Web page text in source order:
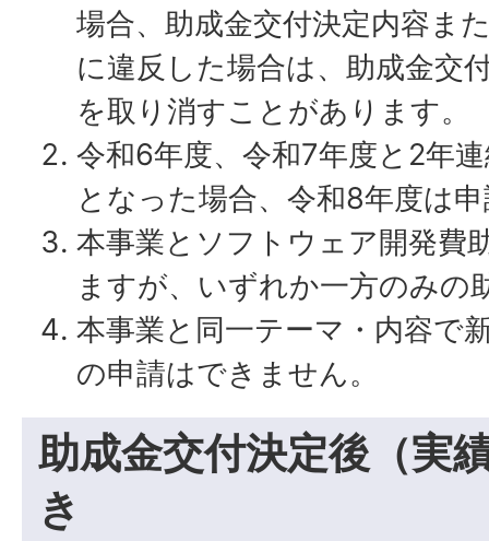
場合、助成金交付決定内容ま
に違反した場合は、助成金交
を取り消すことがあります。
令和6年度、令和7年度と2年
となった場合、令和8年度は
本事業とソフトウェア開発費
ますが、いずれか一方のみの
本事業と同一テーマ・内容で
の申請はできません。
助成金交付決定後（実
き